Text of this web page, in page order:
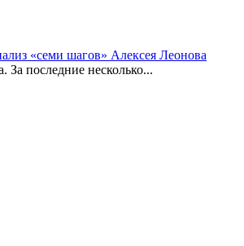
«семи шагов» Алексея Леонова
последние несколько...